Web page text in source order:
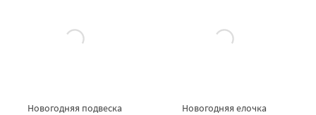
Новогодняя подвеска
Новогодняя елочка